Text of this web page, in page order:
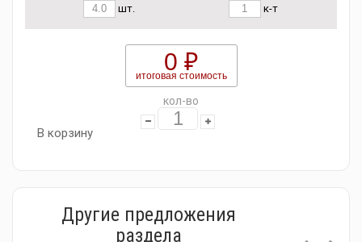
шт. к-т
0 ₽
итоговая стоимость
кол-во
В корзину
Другие предложения
раздела